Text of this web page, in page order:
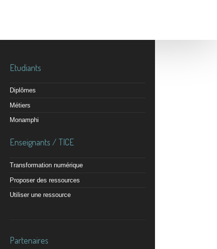
Etudiants
Diplômes
Métiers
Monamphi
Enseignants / TICE
Transformation numérique
Proposer des ressources
Utiliser une ressource
Partenaires